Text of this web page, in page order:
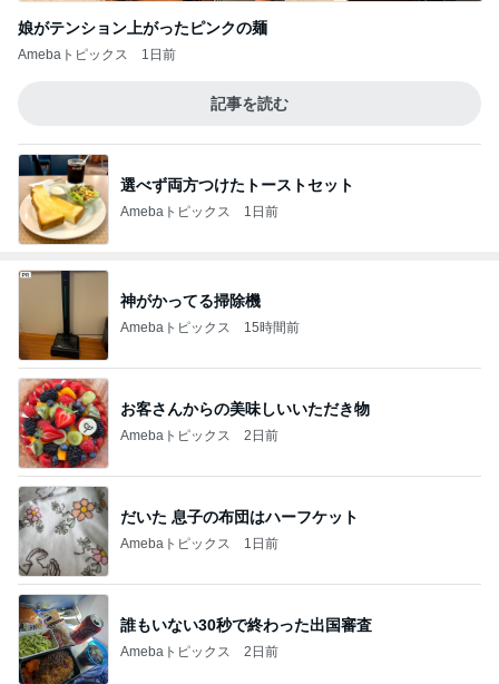
娘がテンション上がったピンクの麺
Amebaトピックス 1日前
記事を読む
選べず両方つけたトーストセット
Amebaトピックス 1日前
神がかってる掃除機
Amebaトピックス 15時間前
お客さんからの美味しいいただき物
Amebaトピックス 2日前
だいた 息子の布団はハーフケット
Amebaトピックス 1日前
誰もいない30秒で終わった出国審査
Amebaトピックス 2日前